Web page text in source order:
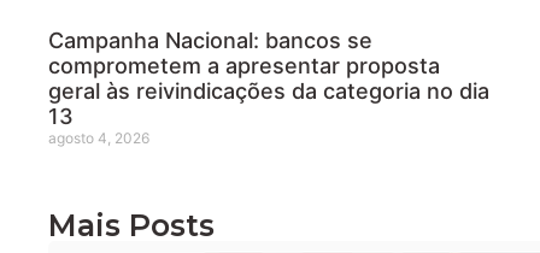
Campanha Nacional: bancos se
comprometem a apresentar proposta
geral às reivindicações da categoria no dia
13
agosto 4, 2026
Mais Posts